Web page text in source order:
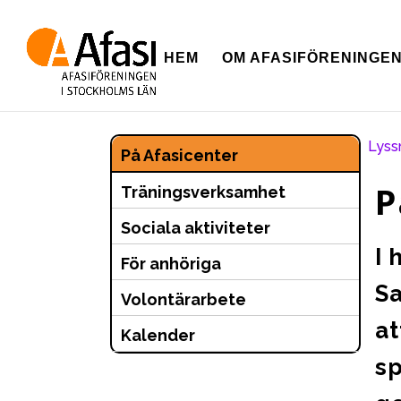
HEM OM
På Afasicenter
Träningsverksamhet
Sociala aktiviteter
För anhöriga
Volontärarbete
Kalender
I